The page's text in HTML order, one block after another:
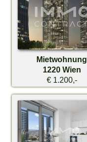
Mietwohnung
1220 Wien
€ 1.200,-